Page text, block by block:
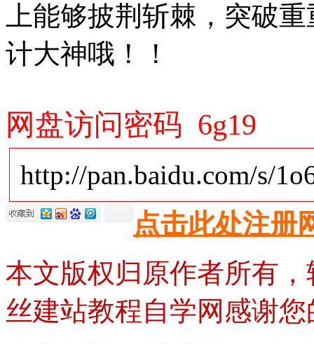
上能够披荆斩棘，突破
计大神哦！！
网盘访问密码 6g19
http://pan.baidu.com/s/
点击此处注册
本文版权归原作者所有
丝建站教程自学网感谢